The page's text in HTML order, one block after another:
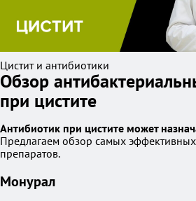
Цистит и антибиотики
Обзор
при цистите
Антибиотик при цистите может
Предлагаем обзор самых
препаратов.
Монурал